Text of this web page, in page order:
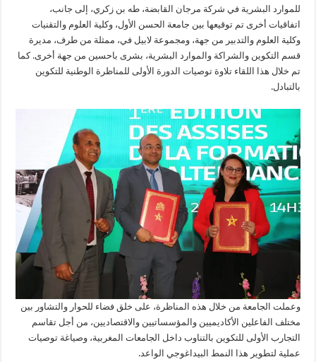
للموارد البشرية في شركة مرجان القابضة، طه بن زكري، إلى جانب،
اتفاقيات أخرى تم توقيعها بين جامعة الحسن الأول، وكلية العلوم والتقنيات
وكلية العلوم والتدبير من جهة، ومجموعة لابيل في، ممثلة من طرف، مديرة
قسم التكوين والشراكة والموارد البشرية، بشرى باحسين من جهة أخرى. كما
تم خلال هذا اللقاء تلاوة توصيات الدورة الأولى للمناظرة الوطنية للتكوين
بالتبادل.
وعملت الجامعة من خلال هذه المناظرة، على خلق فضاء للحوار والتشاور بين
مختلف الفاعلين الأكاديميين والمؤسساتيين والاقتصاديين، من أجل تقاسم
التجارب الأولى للتكوين بالتناوب داخل الجامعات المغربية، وصياغة توصيات
عملية لتطوير هذا النمط البيداغوجي الواعد.